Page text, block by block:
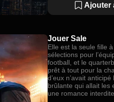
Ajouter
Jouer Sale
Elle est la seule fille
sélections pour
football, et le
prêt à tout pour la
d’eux n’avait anticipé
brûlante qui allait les
une romance interdite.